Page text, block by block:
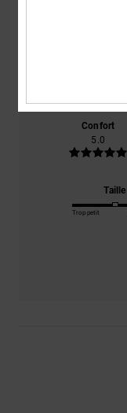
Confort
5.0
Taille
Trop petit